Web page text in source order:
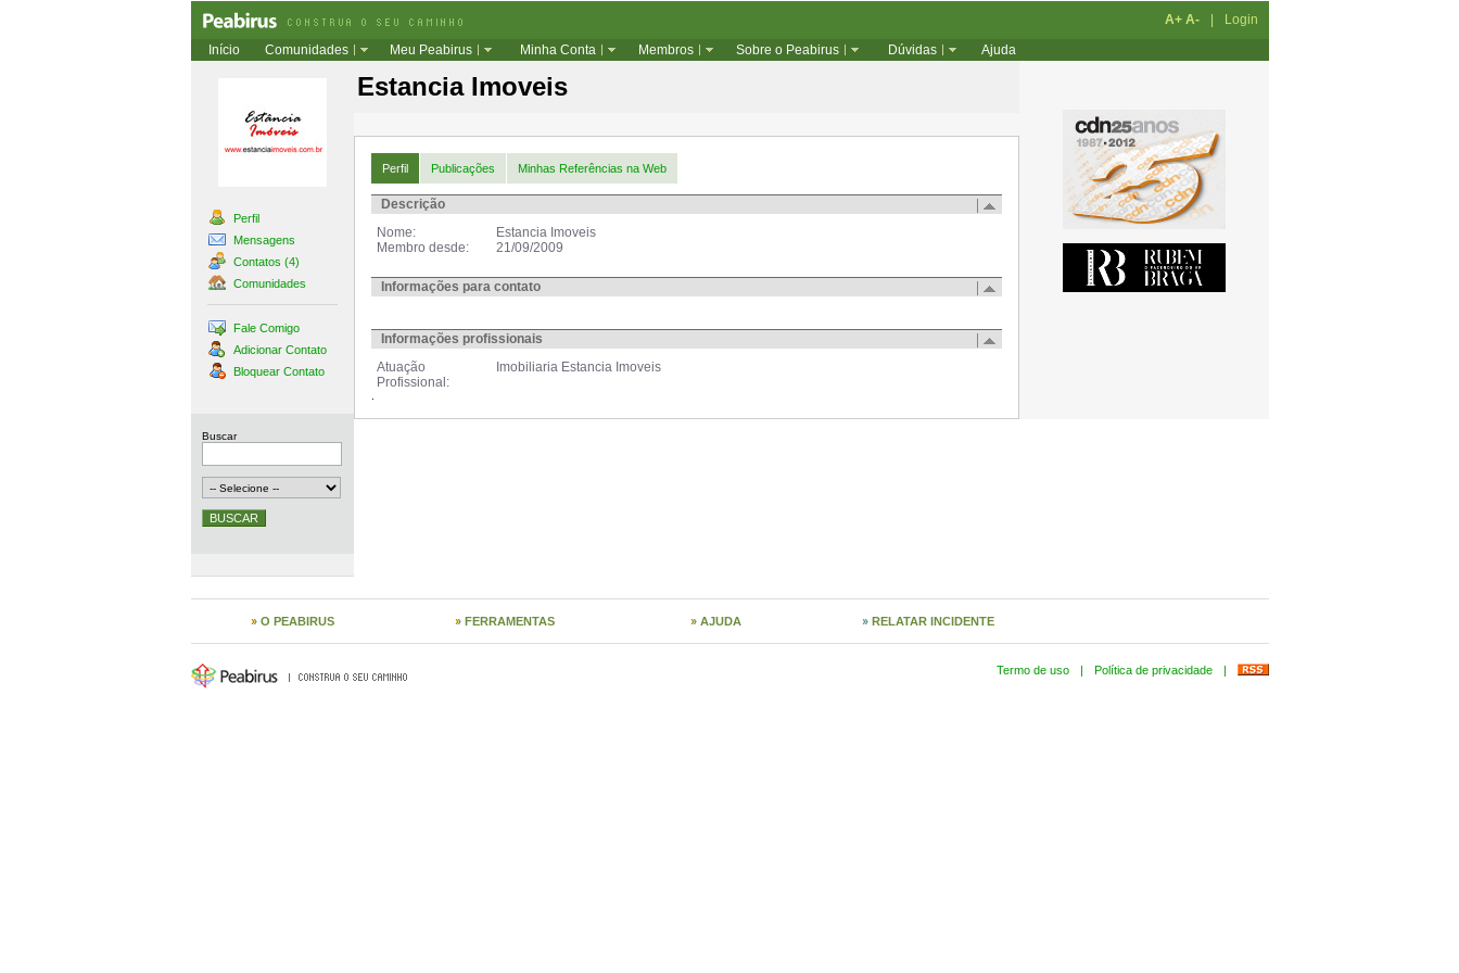
A+ A-
Login
Início
Comunidades Meu Peabirus Minha Conta Membros Sobre o Peabirus Dúvidas Ajuda
Perfil
Mensagens
Contatos (4)
Comunidades
Fale Comigo
Adicionar Contato
Bloquear Contato
Buscar
Estancia Imoveis
Perfil Publicações Minhas Referências na Web
Descrição
Nome:
Estancia Imoveis
Membro desde:
21/09/2009
Informações para contato
Informações profissionais
Atuação
Profissional:
Imobiliaria Estancia Imoveis
O PEABIRUS FERRAMENTAS AJUDA RELATAR INCIDENTE
Termo de uso | Política de privacidade |